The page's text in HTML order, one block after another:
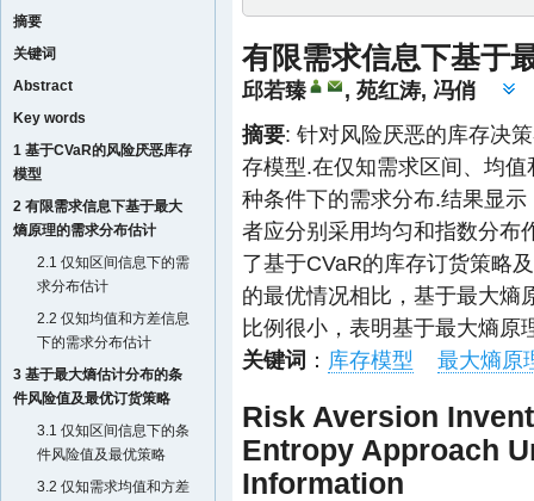
摘要
关键词
Abstract
Key words
1 基于CVaR的风险厌恶库存
模型
2 有限需求信息下基于最大
熵原理的需求分布估计
2.1 仅知区间信息下的需
求分布估计
2.2 仅知均值和方差信息
下的需求分布估计
3 基于最大熵估计分布的条
件风险值及最优订货策略
3.1 仅知区间信息下的条
件风险值及最优策略
3.2 仅知需求均值和方差
有限需求信息下基于
邱若臻 , 苑红涛, 冯俏
摘要: 针对风险厌恶的库存决
存模型.在仅知需求区间、均
种条件下的需求分布.结果显
者应分别采用均匀和指数分布
了基于CVaR的库存订货策略
的最优情况相比，基于最大熵
比例很小，表明基于最大熵原
关键词 ： 库存模型 最大熵原
Risk Aversion
Entropy Approach
Information